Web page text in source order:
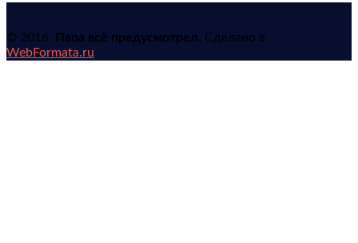
© 2016. Папа всё предусмотрел. Сделано в
WebFormata.ru